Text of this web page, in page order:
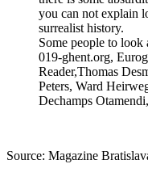
you can not explain
surrealist history.
Some people to look
019-ghent.org,
Reader,Thomas
Peters, Ward
Dechamps Otamendi,
Source: Magazine